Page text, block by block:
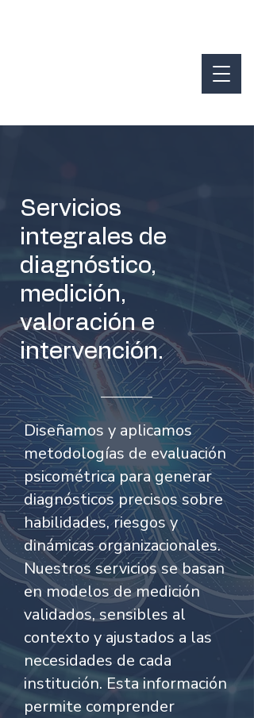
Servicios
integrales de
diagnóstico,
medición,
valoración e
intervención.
Diseñamos y aplicamos
metodologías de evaluación
psicométrica para generar
diagnósticos precisos sobre
habilidades, riesgos y
dinámicas organizacionales.
Nuestros servicios se basan
en modelos de medición
validados, sensibles al
contexto y ajustados a las
necesidades de cada
institución. Esta información
permite comprender